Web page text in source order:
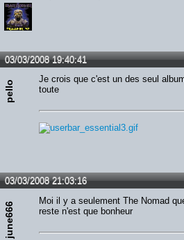
03/03/2008 19:40:41
pello
Je crois que c'est un des seul
toute
03/03/2008 21:03:16
june666
Moi il y a seulement The Nomad
reste n'est que bonheur